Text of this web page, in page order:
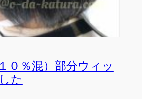
０％混）部分ウィッ
た